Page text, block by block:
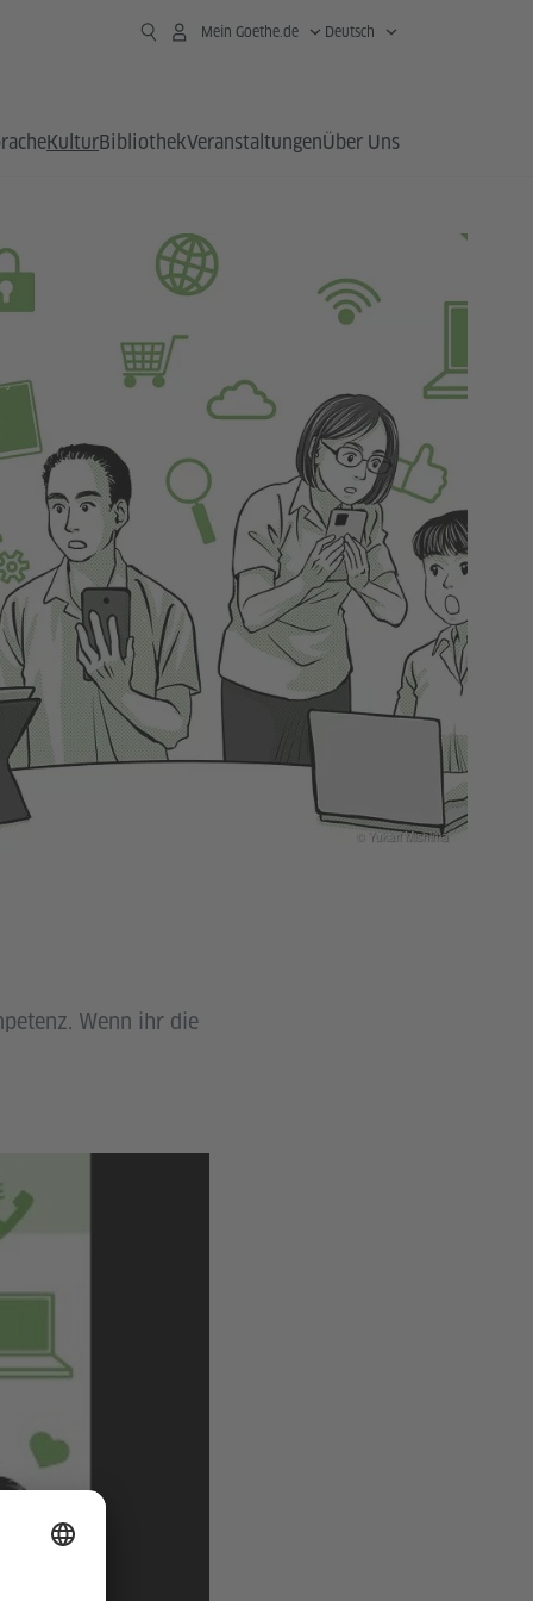
Mein Goethe.de Deutsch
KulturBibliothekVeranstaltungenÜber Uns
© Yukari Mishima
Wenn ihr die